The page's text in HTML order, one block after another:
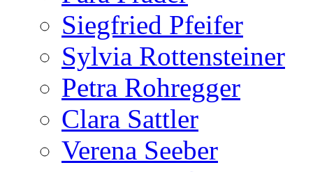
Siegfried Pfeifer
Sylvia Rottensteiner
Petra Rohregger
Clara Sattler
Verena Seeber